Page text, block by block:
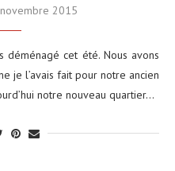
2015
déménagé cet été. Nous avons
je l’avais fait pour notre ancien
notre nouveau quartier…